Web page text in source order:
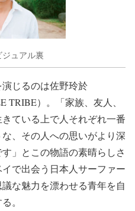
ュアル裏
じるのは佐野玲於
TRIBE）。「家族、友人、
ている上で人それぞれ一番
、その人への思いがより深
」とこの物語の素晴らしさ
で出会う日本人サーファー
な魅力を漂わせる青年を自
。